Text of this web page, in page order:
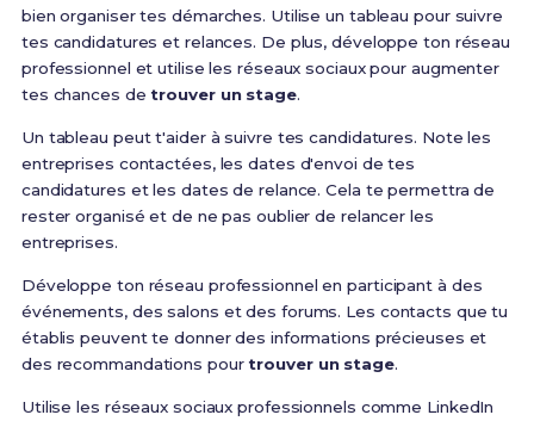
bien organiser tes démarches. Utilise un tableau pour suivre
tes candidatures et relances. De plus, développe ton réseau
professionnel et utilise les réseaux sociaux pour augmenter
tes chances detrouver un stage.
Un tableau peut t'aider à suivre tes candidatures. Note les
entreprises contactées, les dates d'envoi de tes
candidatures et les dates de relance. Cela te permettra de
rester organisé et de ne pas oublier de relancer les
entreprises.
Développe ton réseau professionnel en participant à des
événements, des salons et des forums. Les contacts que tu
établis peuvent te donner des informations précieuses et
des recommandations pourtrouver un stage.
Utilise les réseaux sociaux professionnels comme LinkedIn